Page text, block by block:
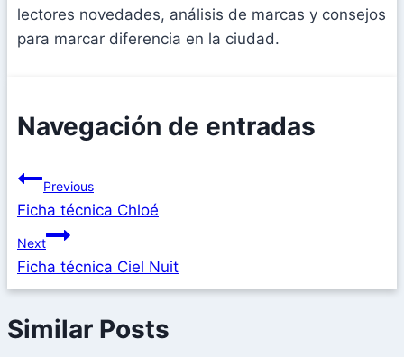
lectores novedades, análisis de marcas y consejos
para marcar diferencia en la ciudad.
Navegación de entradas
Previous
Ficha técnica Chloé
Next
Ficha técnica Ciel Nuit
Similar Posts